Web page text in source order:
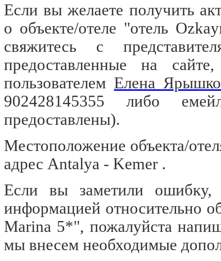
Если вы желаете получить
о объекте/отеле "отель
свяжитесь с
предоставленные на
пользователем Елена Ярышко
902428145355 либо
предоставлены).
Местоположение объекта/
адрес Antalya - Kemer .
Если вы заметили ошибку,
информацией относительно
Marina 5*", пожалуйста
мы внесем необходимые